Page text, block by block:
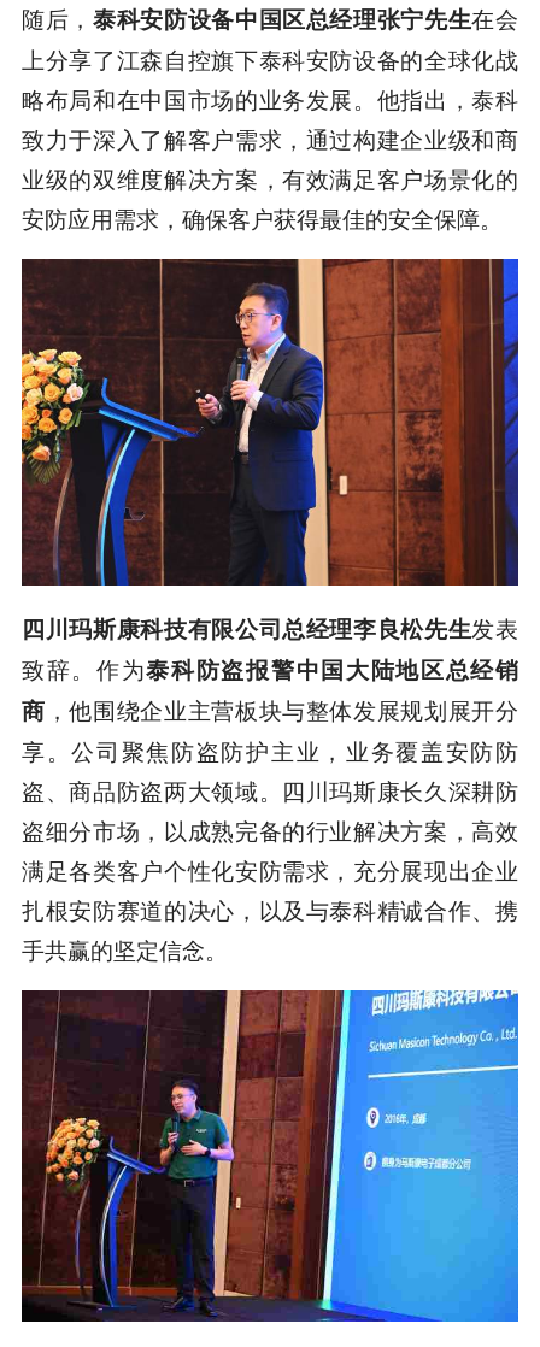
随后， 泰科安防设备中国区总经理张宁先生在会
上分享了江森自控旗下泰科安防设备的全球化战
略布局和在中国市场的业务发展。他指出，泰科
致力于深入了解客户需求，通过构建企业级和商
业级的双维度解决方案，有效满足客户场景化的
安防应用需求，确保客户获得最佳的安全保障。
四川玛斯康科技有限公司总经理李良松先生发表
致辞。作为泰科防盗报警中国大陆地区总经销
商 ，他围绕企业主营板块与整体发展规划展开分
享。公司聚焦防盗防护主业，业务覆盖安防防
盗、商品防盗两大领域。四川玛斯康长久深耕防
盗细分市场，以成熟完备的行业解决方案，高效
满足各类客户个性化安防需求，充分展现出企业
扎根安防赛道的决心，以及与泰科精诚合作、携
手共赢的坚定信念。